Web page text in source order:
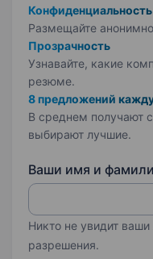
Конфиденциальность
Размещайте
Прозрачность
Узнавайте, какие
резюме.
8 предложений
В среднем получают
выбирают лучшие.
Ваши имя и
Никто не увидит
разрешения.